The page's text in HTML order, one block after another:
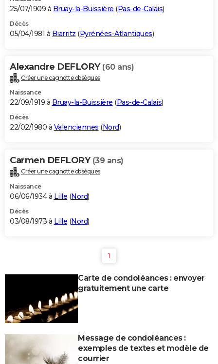
25/07/1909 à Bruay-la-Buissière (Pas-de-Calais)
Décès
05/04/1981 à Biarritz (Pyrénées-Atlantiques)
Alexandre DEFLORY (60 ans)
Créer une cagnotte obsèques
Naissance
22/09/1919 à Bruay-la-Buissière (Pas-de-Calais)
Décès
22/02/1980 à Valenciennes (Nord)
Carmen DEFLORY (39 ans)
Créer une cagnotte obsèques
Naissance
06/06/1934 à Lille (Nord)
Décès
03/08/1973 à Lille (Nord)
1
Carte de condoléances : envoyer
gratuitement une carte
Message de condoléances :
exemples de textes et modèle de
courrier